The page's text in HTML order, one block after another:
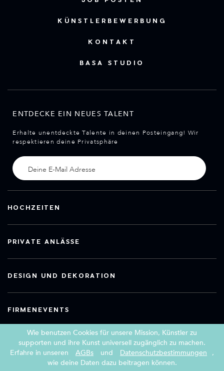
KÜNSTLERBEWERBUNG
KONTAKT
BASA STUDIO
ENTDECKE EIN NEUES TALENT
Erhalte unentdeckte Talente in deinen Posteingang! Wir
respektieren deine Privatsphäre
HOCHZEITEN
PRIVATE ANLÄSSE
DESIGN UND DEKORATION
FIRMENEVENTS
Copyright 2026 Book a Street Artist
Wie benutzen Cookies für unsere Mission, Künstler zu
supporten und ihre Kunst universell zugänglich zu machen.
Erfahre in unseren
AGBs und Datenschutzbestimmungen
,
wie deine Daten dazu beitragen können.